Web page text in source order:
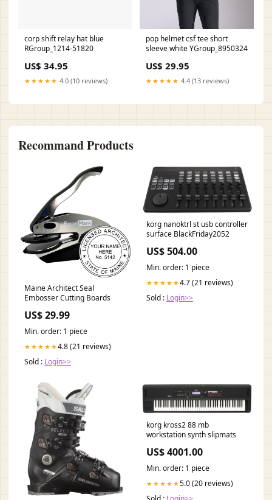
corp shift relay hat blue
RGroup_1214-51820
US$ 34.95
★★★★★ 4.0 (10 reviews)
pop helmet csf tee short
sleeve white YGroup_8950324
US$ 29.95
★★★★★ 4.4 (13 reviews)
Recommand Products
Maine Architect Seal
Embosser Cutting Boards
US$ 29.99
Min. order: 1 piece
★★★★★4.8 (21 reviews)
Sold : Login>>
korg nanoktrl st usb controller
surface BlackFriday2052
US$ 504.00
Min. order: 1 piece
★★★★★4.7 (21 reviews)
Sold : Login>>
korg kross2 88 mb
workstation synth slipmats
US$ 4001.00
Min. order: 1 piece
★★★★★5.0 (20 reviews)